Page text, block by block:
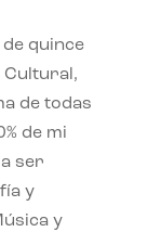
de quince
Cultural,
de todas
de mi
ser
y
y